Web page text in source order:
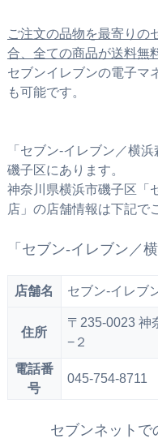
ご注文の品物を最寄りの
合、全ての商品が送料無
セブンイレブンの電子マ
も可能です。
「セブン‐イレブン／横
磯子区にあります。
神奈川県横浜市磯子区「
店」の店舗情報は下記で
「セブン‐イレブン／
店舗名 セブン‐イレブ
住所
〒235-0023 神
−２
電話番
号
045-754-8711
セブンネットで